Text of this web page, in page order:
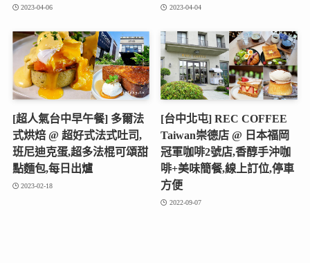
2023-04-06 2023-04-04
[超人氣台中早午餐] 多爾法
式烘焙 @ 超好式法式吐司,
班尼迪克蛋,超多法棍可頌甜
點麵包,每日出爐
2023-02-18
[台中北屯] REC COFFEE
Taiwan崇德店 @ 日本福岡
冠軍咖啡2號店,香醇手沖咖
啡+美味簡餐,線上訂位,停車
方便
2022-09-07